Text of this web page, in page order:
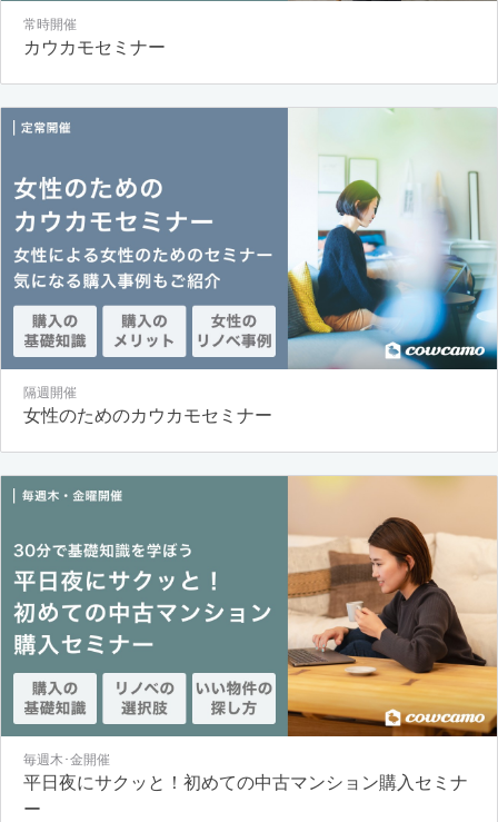
常時開催
カウカモセミナー
隔週開催
女性のためのカウカモセミナー
毎週木･金開催
平日夜にサクッと！初めての中古マンション購入セミナ
ー